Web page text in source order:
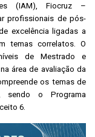
(IAM), Fiocruz –
profissionais de pós-
excelência ligadas a
temas correlatos. O
de Mestrado e
área de avaliação da
os temas de
sendo o Programa
6.